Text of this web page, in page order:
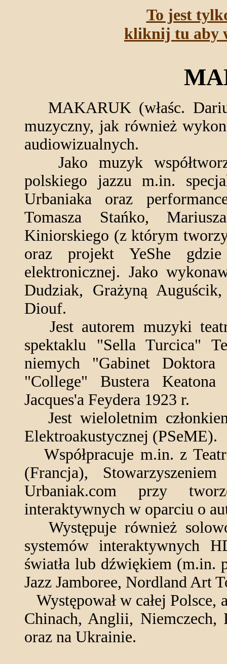
To jest
kliknij tu aby
MAKARUK (właśc.
muzyczny, jak również
audiowizualnych.
Jako muzyk
polskiego jazzu m.in.
Urbaniaka oraz
Tomasza Stańko,
Kiniorskiego (z którym
oraz projekt YeShe
elektronicznej. Jako
Dudziak, Grażyną
Diouf.
Jest autorem muzyki
spektaklu "Sella Turcica"
niemych "Gabinet
"College" Bustera
Jacques'a Feydera 1923 r.
Jest wieloletnim
Elektroakustycznej (PSeME).
Współpracuje m.in. z
(Francja),
Urbaniak.com przy
interaktywnych w oparciu o
Występuje również
systemów interaktywnych
światła lub dźwiękiem
Jazz Jamboree, Nordland Art
Występował w całej
Chinach, Anglii, Niemczech,
oraz na Ukrainie.